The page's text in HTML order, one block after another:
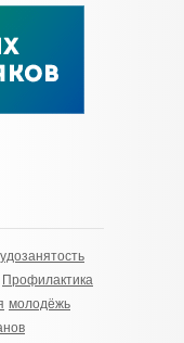
Профилактика
молодёжь